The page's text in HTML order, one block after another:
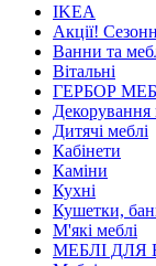
IKEA
Акції!
Ванни та
Вітальні
ГЕРБОР
Декорування
Дитячі меблі
Кабінети
Каміни
Кухні
Кушетки,
М'які меблі
МЕБЛІ ДЛЯ